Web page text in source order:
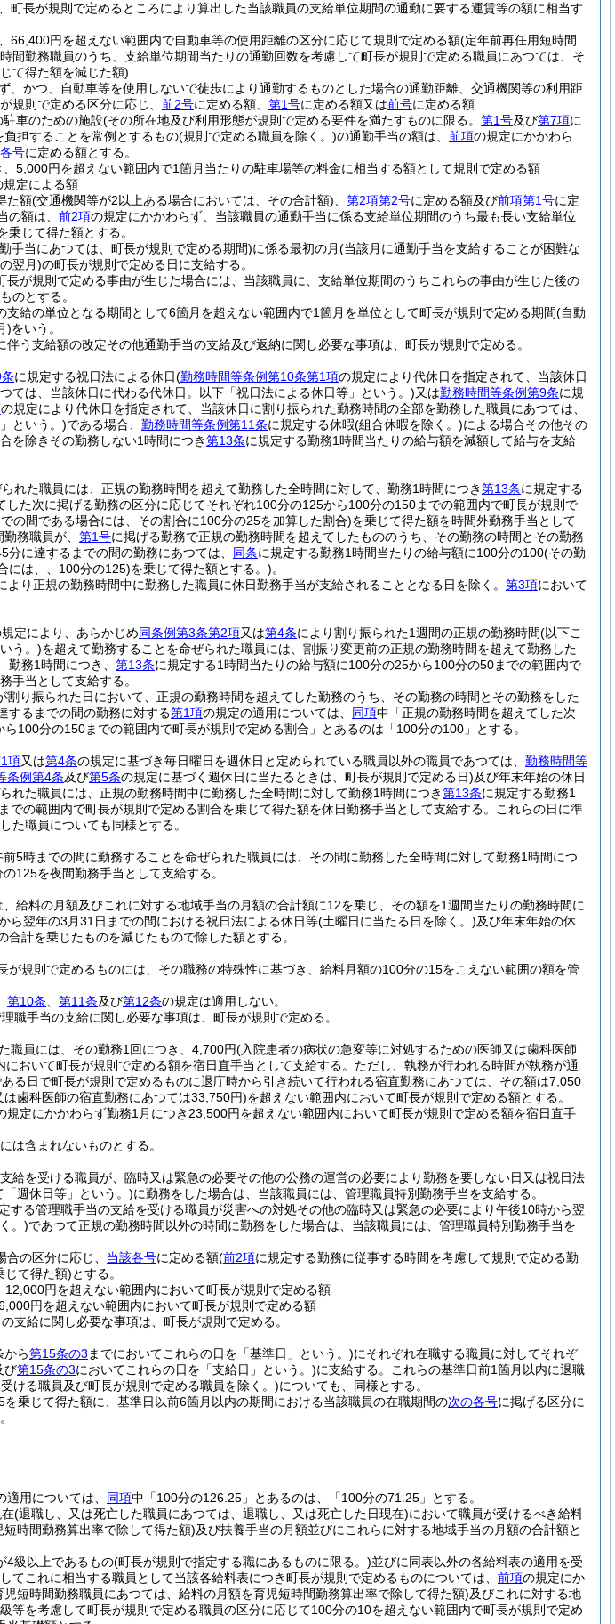
長が規則で定めるところにより算出した当該職員の支給単位期間の通勤に要する運賃等の額に相当す
円を超えない範囲内で自動車等の使用距離の区分に応じて規則で定める額(定年前再任用短時間
間勤務職員のうち、支給単位期間当たりの通勤回数を考慮して町長が規則で定める職員にあつては、そ
て得た額を減じた額)
かつ、自動車等を使用しないで徒歩により通勤するものとした場合の通勤距離、交通機関等の利用距
規則で定める区分に応じ、 前2号に定める額、 第1号に定める額又は前号に定める額
車のための施設(その所在地及び利用形態が規則で定める要件を満たすものに限る。 第1号及び第7項に
担することを常例とするもの(規則で定める職員を除く。)の通勤手当の額は、 前項の規定にかかわら
号に定める額とする。
5,000円を超えない範囲内で1箇月当たりの駐車場等の料金に相当する額として規則で定める額
規定による額
た額(交通機関等が2以上ある場合においては、その合計額) 第2項第2号に定める額及び前項第1号に定
額は、 前2項の規定にかかわらず、当該職員の通勤手当に係る支給単位期間のうち最も長い支給単位
じて得た額とする。
手当にあつては、町長が規則で定める期間)に係る最初の月(当該月に通勤手当を支給することが困難な
翌月)の町長が規則で定める日に支給する。
が規則で定める事由が生じた場合には、当該職員に、支給単位期間のうちこれらの事由が生じた後の
のとする。
給の単位となる期間として6箇月を超えない範囲内で1箇月を単位として町長が規則で定める期間(自動
)をいう。
う支給額の改定その他通勤手当の支給及び返納に関し必要な事項は、町長が規則で定める。
に規定する祝日法による休日(勤務時間等条例第10条第1項の規定により代休日を指定されて、当該休日
ては、当該休日に代わる代休日。以下「祝日法による休日等」という。)又は勤務時間等条例第9条に規
の規定により代休日を指定されて、当該休日に割り振られた勤務時間の全部を勤務した職員にあつては、
という。)である場合、 勤務時間等条例第11条に規定する休暇(組合休暇を除く。)による場合その他その
を除きその勤務しない1時間につき第13条に規定する勤務1時間当たりの給与額を減額して給与を支給
れた職員には、正規の勤務時間を超えて勤務した全時間に対して、勤務1時間につき第13条に規定する
た次に掲げる勤務の区分に応じてそれぞれ100分の125から100分の150までの範囲内で町長が規則で
の間である場合には、その割合に100分の25を加算した割合)を乗じて得た額を時間外勤務手当として
務職員が、 第1号に掲げる勤務で正規の勤務時間を超えてしたもののうち、その勤務の時間とその勤務
に達するまでの間の勤務にあつては、 同条に規定する勤務1時間当たりの給与額に100分の100(その勤
には、、100分の125)を乗じて得た額とする。)。
より正規の勤務時間中に勤務した職員に休日勤務手当が支給されることとなる日を除く。 第3項において
定により、あらかじめ同条例第3条第2項又は第4条により割り振られた1週間の正規の勤務時間(以下こ
う。)を超えて勤務することを命ぜられた職員には、割振り変更前の正規の勤務時間を超えて勤務した
勤務1時間につき、 第13条に規定する1時間当たりの給与額に100分の25から100分の50までの範囲内で
手当として支給する。
り振られた日において、正規の勤務時間を超えてした勤務のうち、その勤務の時間とその勤務をした
するまでの間の勤務に対する第1項の規定の適用については、 同項中「正規の勤務時間を超えてした次
100分の150までの範囲内で町長が規則で定める割合」とあるのは「100分の100」とする。
項又は第4条の規定に基づき毎日曜日を週休日と定められている職員以外の職員であつては、 勤務時間等
条例第4条及び第5条の規定に基づく週休日に当たるときは、町長が規則で定める日)及び年末年始の休日
れた職員には、正規の勤務時間中に勤務した全時間に対して勤務1時間につき第13条に規定する勤務1
の範囲内で町長が規則で定める割合を乗じて得た額を休日勤務手当として支給する。
これらの日に準
た職員についても同様とする。
5時までの間に勤務することを命ぜられた職員には、その間に勤務した全時間に対して勤務1時間につ
125を夜間勤務手当として支給する。
給料の月額及びこれに対する地域手当の月額の合計額に12を乗じ、その額を1週間当たりの勤務時間に
ら翌年の3月31日までの間における祝日法による休日等(土曜日に当たる日を除く。)及び年末年始の休
合計を乗じたものを減じたもので除した額とする。
が規則で定めるものには、その職務の特殊性に基づき、給料月額の100分の15をこえない範囲の額を管
第10条 第11条及び第12条の規定は適用しない。
職手当の支給に関し必要な事項は、町長が規則で定める。
職員には、その勤務1回につき、4,700円(入院患者の病状の急変等に対処するための医師又は歯科医師
において町長が規則で定める額を宿日直手当として支給する。 ただし、執務が行われる時間が執務が通
る日で町長が規則で定めるものに退庁時から引き続いて行われる宿直勤務にあつては、その額は7,050
歯科医師の宿直勤務にあつては33,750円)を超えない範囲内において町長が規則で定める額とする。
規定にかかわらず勤務1月につき23,500円を超えない範囲内において町長が規則で定める額を宿日直手
は含まれないものとする。
給を受ける職員が、臨時又は緊急の必要その他の公務の運営の必要により勤務を要しない日又は祝日法
「週休日等」という。)に勤務をした場合は、当該職員には、管理職員特別勤務手当を支給する。
する管理職手当の支給を受ける職員が災害への対処その他の臨時又は緊急の必要により午後10時から翌
。)であつて正規の勤務時間以外の時間に勤務をした場合は、当該職員には、管理職員特別勤務手当を
合の区分に応じ、 当該各号に定める額(前2項に規定する勤務に従事する時間を考慮して規則で定める勤
じて得た額)とする。
12,000円を超えない範囲内において町長が規則で定める額
円を超えない範囲内において町長が規則で定める額
支給に関し必要な事項は、町長が規則で定める。
から第15条の3 までにおいてこれらの日を「基準日」という。)にそれぞれ在職する職員に対してそれぞ
び第15条の3においてこれらの日を「支給日」という。)に支給する。
これらの基準日前1箇月以内に退職
ける職員及び町長が規則で定める職員を除く。)についても、同様とする。
乗じて得た額に、基準日以前6箇月以内の期間における当該職員の在職期間の次の各号に掲げる区分に
適用については、 同項中「100分の126.25」とあるのは、「100分の71.25」とする。
(退職し、又は死亡した職員にあつては、退職し、又は死亡した日現在)において職員が受けるべき給料
時間勤務算出率で除して得た額)及び扶養手当の月額並びにこれらに対する地域手当の月額の合計額と
4級以上であるもの(町長が規則で指定する職にあるものに限る。)並びに同表以外の各給料表の適用を受
てこれに相当する職員として当該各給料表につき町長が規則で定めるものについては、 前項の規定にか
児短時間勤務職員にあつては、給料の月額を育児短時間勤務算出率で除して得た額)及びこれに対する地
等を考慮して町長が規則で定める職員の区分に応じて100分の10を超えない範囲内で町長が規則で定め